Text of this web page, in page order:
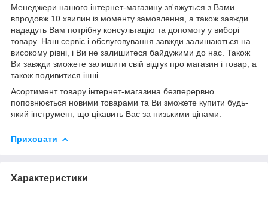
Менеджери нашого інтернет-магазину зв'яжуться з Вами
впродовж 10 хвилин із моменту замовлення, а також завжди
нададуть Вам потрібну консультацію та допомогу у виборі
товару. Наш сервіс і обслуговування завжди залишаються на
високому рівні, і Ви не залишитеся байдужими до нас. Також
Ви завжди зможете залишити свій відгук про магазин і товар, а
також подивитися інші.
Асортимент товару інтернет-магазина безперервно
поповнюється новими товарами та Ви зможете купити будь-
який інструмент, що цікавить Вас за низькими цінами.
Приховати
Характеристики